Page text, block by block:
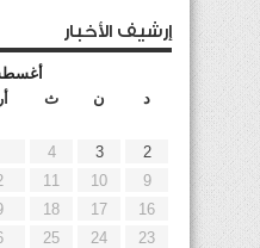
إرشيف الأخبار
أغسطس
د
ن ث
2
3
4
9
10
11
16
17
18
23
24
25